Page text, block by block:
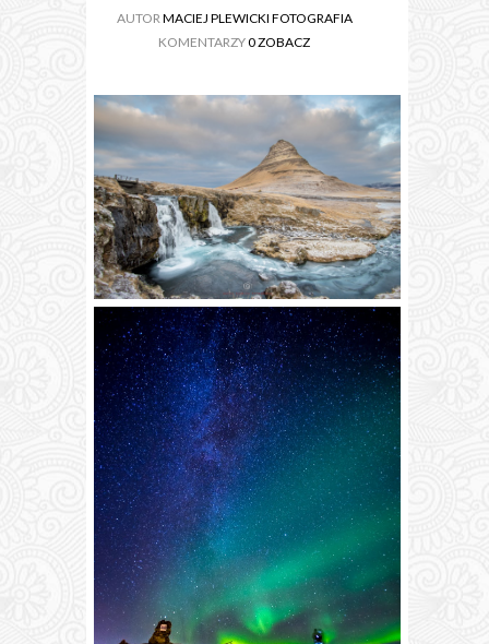
AUTOR MACIEJ PLEWICKI FOTOGRAFIA
KOMENTARZY0 ZOBACZ